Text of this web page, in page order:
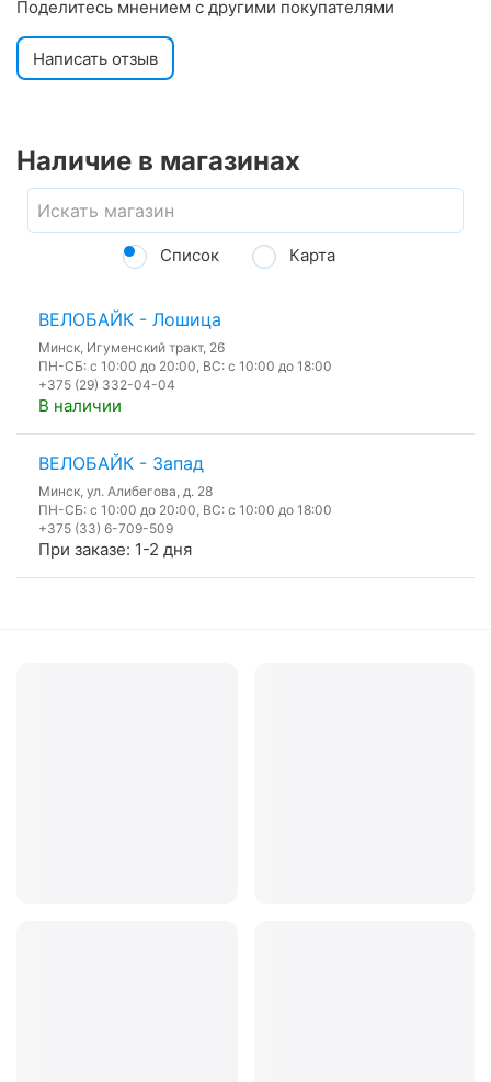
Поделитесь мнением с другими покупателями
Написать отзыв
Наличие в магазинах
Список Карта
ВЕЛОБАЙК - Лошица
Минск, Игуменский тракт, 26
ПН-СБ: с 10:00 до 20:00, ВС: с 10:00 до 18:00
+375 (29) 332-04-04
В наличии
ВЕЛОБАЙК - Запад
Минск, ул. Алибегова, д. 28
ПН-СБ: с 10:00 до 20:00, ВС: с 10:00 до 18:00
+375 (33) 6-709-509
При заказе: 1-2 дня